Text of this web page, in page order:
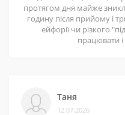
Збільшення м'язів та
важких вправ та
протягом дня майже
годину після прийому і
ейфорії чи різкого
працювати
Таня
12.07.2026